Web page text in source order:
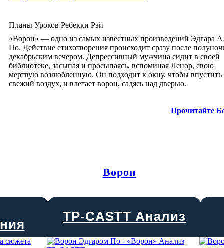
Планы Уроков Ребекки Рэй
«Ворон» — одно из самых известных произведений Эдгара
По. Действие стихотворения происходит сразу после
декабрьским вечером. Депрессивный мужчина сидит в своей
библиотеке, засыпая и просыпаясь, вспоминая Ленор, свою
мертвую возлюбленную. Он подходит к окну, чтобы впустить
свежий воздух, и влетает ворон, садясь над дверью.
Прочитайте
Ворон
TP-CASTT Анализ